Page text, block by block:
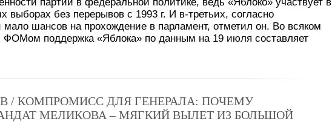
выборах без перерывов с 1993 г. И в-третьих, согласно
мало шансов на прохождение в парламент, отметил он. Во всяком
ФОМом поддержка «Яблока» по данным на 19 июля составляет
/ КОМПРОМИСС ДЛЯ ГЕНЕРАЛА: ПОЧЕМУ
МЕЛИКОВА – МЯГКИЙ ВЫЛЕТ ИЗ БОЛЬШОЙ